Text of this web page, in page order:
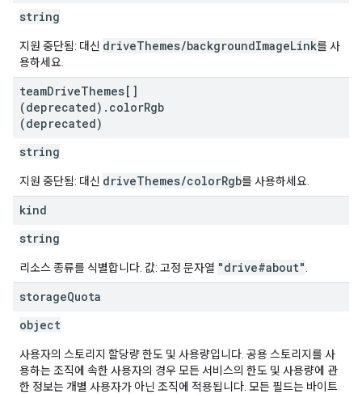
string
지원 중단됨: 대신 driveThemes/backgroundImageLink를 사
용하세요.
teamDriveThemes[]
(deprecated) . colorRgb
(deprecated)
string
지원 중단됨: 대신 driveThemes/colorRgb를 사용하세요.
kind
string
리소스 종류를 식별합니다. 값: 고정 문자열 "drive#about"
storageQuota
object
사용자의 스토리지 할당량 한도 및 사용량입니다. 공용 스토리지를 사
용하는 조직에 속한 사용자의 경우 모든 서비스의 한도 및 사용량에 관
한 정보는 개별 사용자가 아닌 조직에 적용됩니다. 모든 필드는 바이트